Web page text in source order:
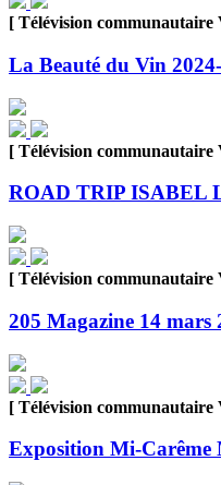
[ Télévision communautaire
La Beauté du Vin
[ Télévision communautaire
ROAD TRIP ISABEL
[ Télévision communautaire
205 Magazine 14 mars
[ Télévision communautaire
Exposition Mi-Carême